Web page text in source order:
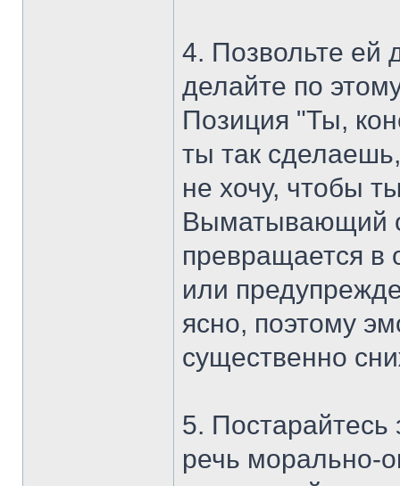
4. Позвольте ей
делайте по
Позиция "Ты,
ты так
не хочу, чтобы
Выматывающий
превращается в
или
ясно, поэтому
существенно
5.
речь морально-